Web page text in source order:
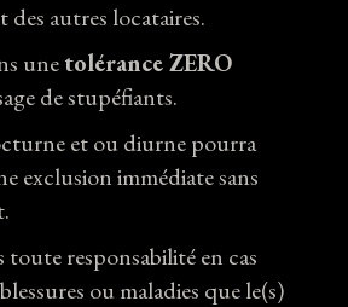
des autres locataires.
unetolérance ZERO
de stupéfiants.
et ou diurne pourra
exclusion immédiate sans
responsabilité en cas
ou maladies que le(s)